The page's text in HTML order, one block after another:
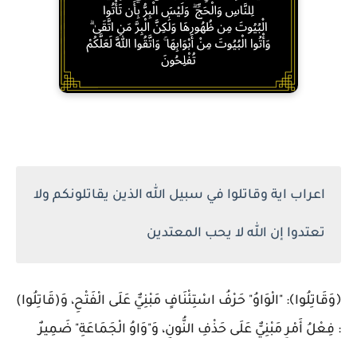
اعراب اية وقاتلوا في سبيل الله الذين يقاتلونكم ولا
تعتدوا إن الله لا يحب المعتدين
﴿وَقَاتِلُوا﴾: "الْوَاوُ" حَرْفُ اسْتِئْنَافٍ مَبْنِيٌّ عَلَى الْفَتْحِ، وَ(قَاتِلُوا)
: فِعْلُ أَمْرٍ مَبْنِيٌّ عَلَى حَذْفِ النُّونِ، وَ"وَاوُ الْجَمَاعَةِ" ضَمِيرٌ